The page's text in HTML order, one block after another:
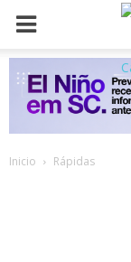
Inicio Rápidas